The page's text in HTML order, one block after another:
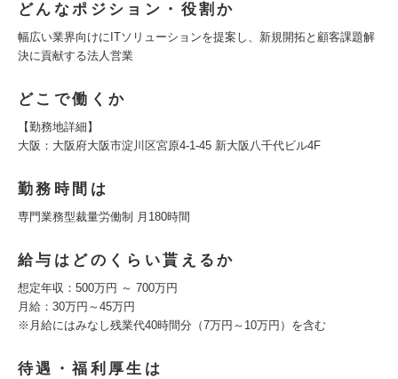
どんなポジション・役割か
幅広い業界向けにITソリューションを提案し、新規開拓と顧客課題解
決に貢献する法人営業
どこで働くか
【勤務地詳細】
大阪：大阪府大阪市淀川区宮原4-1-45 新大阪八千代ビル4F
勤務時間は
専門業務型裁量労働制 月180時間
給与はどのくらい貰えるか
想定年収：500万円 ～ 700万円
月給：30万円～45万円
※月給にはみなし残業代40時間分（7万円～10万円）を含む
待遇・福利厚生は